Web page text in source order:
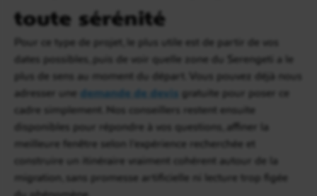
toute sérénité
Pour ce type de projet, le plus utile est de partir de vos
dates possibles, puis de voir quelle zone du Serengeti a le
plus de sens au moment du départ. Vous pouvez déjà nous
adresser une demande de devis gratuite pour poser ce
cadre simplement. Nos conseillers restent ensuite
disponibles pour répondre à vos questions, affiner la
meilleure fenêtre selon l’expérience recherchée et
construire un itinéraire vraiment cohérent autour de la
migration, sans promesse artificielle ni lecture trop figée